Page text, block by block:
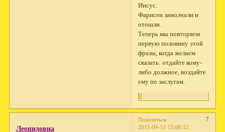
Иисус.
Фарисеи замолчали и
отошли.
Теперь мы повторяем
первую половину этой
фразы, когда желаем
сказать: отдайте кому-
либо должное, воздайте
ему по заслугам.
0
Поделиться
7
2011-04-11 15:00:12
Леонидовна